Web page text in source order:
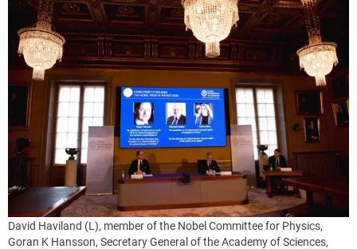
David Haviland (L), member of the Nobel Committee for Physics,
Goran K Hansson, Secretary General of the Academy of Sciences,